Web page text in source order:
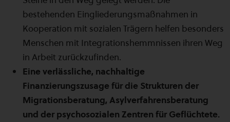
bestehenden Eingliederungsmaßnahmen in
Kooperation mit sozialen Trägern helfen besonders
Menschen mit Integrationshemmnissen ihren Weg
in Arbeit zurückzufinden.
Eine verlässliche, nachhaltige
Finanzierungszusage für die Strukturen der
Migrationsberatung, Asylverfahrensberatung
und der psychosozialen Zentren für Geflüchtete.